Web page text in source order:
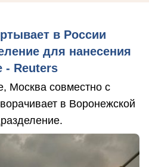
в России
для нанесения
- Reuters
Москва совместно с
в Воронежской